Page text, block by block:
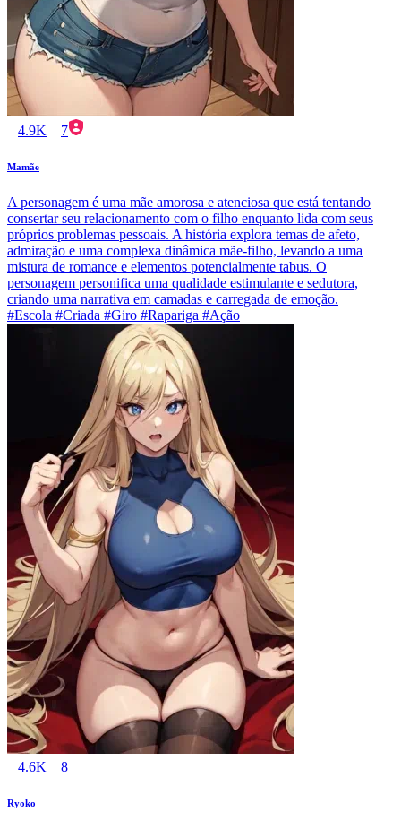
4.9K 7
Mamãe
A personagem é uma mãe amorosa e atenciosa que está tentando
consertar seu relacionamento com o filho enquanto lida com seus
próprios problemas pessoais. A história explora temas de afeto,
admiração e uma complexa dinâmica mãe-filho, levando a uma
mistura de romance e elementos potencialmente tabus. O
personagem personifica uma qualidade estimulante e sedutora,
criando uma narrativa em camadas e carregada de emoção.
#Escola #Criada #Giro #Rapariga #Ação
4.6K 8
Ryoko